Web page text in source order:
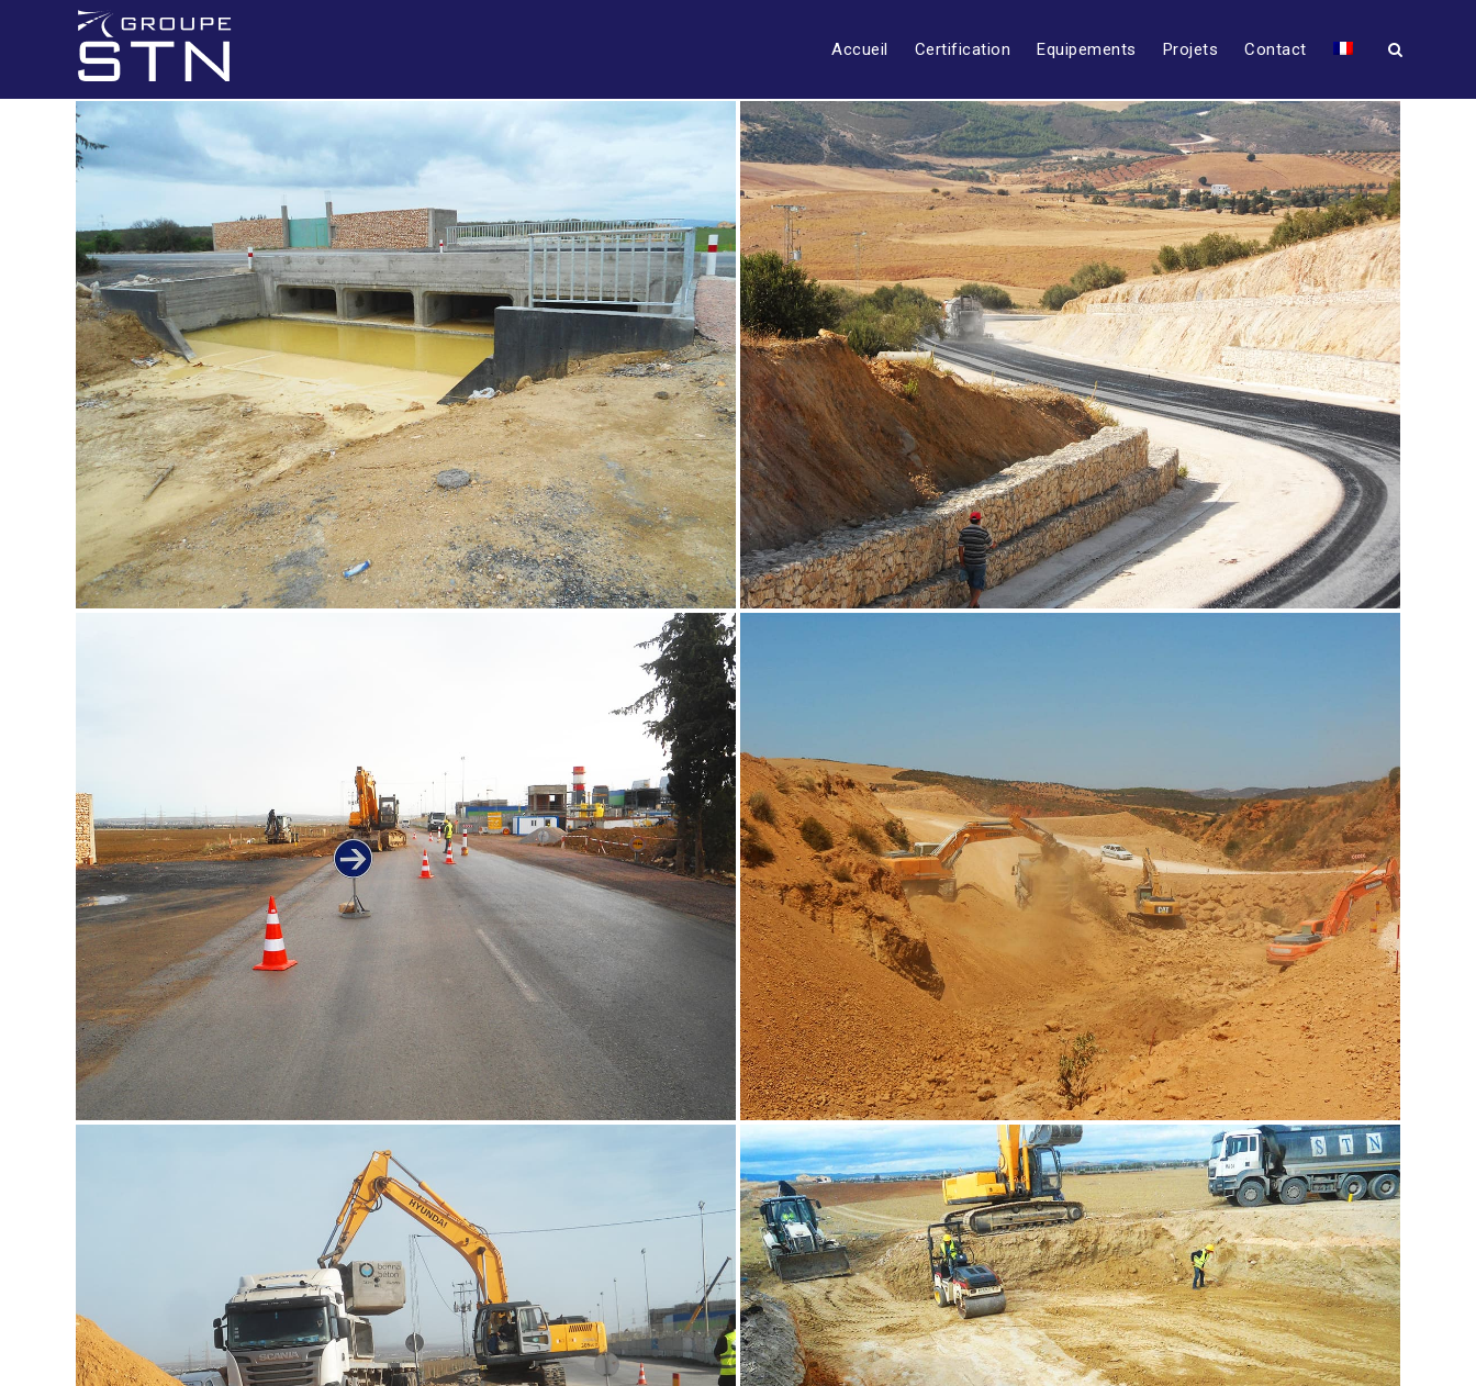
Accueil Certification Equipements Projets Contact